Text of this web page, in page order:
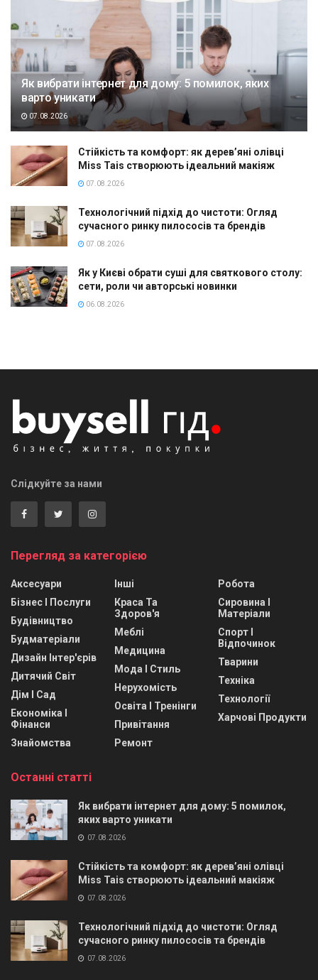
Як вибрати інтернет для дому: 5 помилок, яких
варто уникати
07.08.2026
Стійкість та комфорт: як дерев’яні олівці
Miss Tais створюють ідеальний макіяж
07.08.2026
Технологічний підхід до чистоти: Огляд
сучасного ринку пилососів та брендів
07.08.2026
Як у Києві обрати суші для святкового столу:
сети, роли чи авторські новинки
06.08.2026
Слідкуйте за нами
Перегляд за категорією
Аксесуари
Бізнес І Послуги
Будівництво
Будматеріали
Дизайн Інтер'єрів
Дитячий Світ
Дім І Сад
Економіка І
Фінанси
Знайомства
Інші
Краса Та
Здоров'я
Меблі
Медицина
Мода І Стиль
Нерухомість
Освіта І Тренінги
Привітання
Ремонт
Робота
Сировина І
Матеріали
Спорт І
Відпочинок
Тварини
Техніка
Технології
Харчові Продукти
Останні статті
Як вибрати інтернет для дому: 5 помилок,
яких варто уникати
07.08.2026
Стійкість та комфорт: як дерев’яні олівці
Miss Tais створюють ідеальний макіяж
07.08.2026
Технологічний підхід до чистоти: Огляд
сучасного ринку пилососів та брендів
07.08.2026